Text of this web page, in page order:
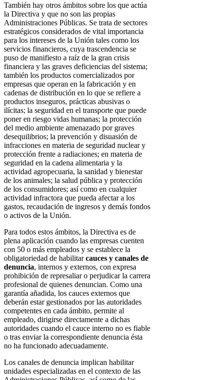
También hay otros ámbitos sobre los que actúa
la Directiva y que no son las propias
Administraciones Públicas. Se trata de sectores
estratégicos considerados de vital importancia
para los intereses de la Unión tales como los
servicios financieros, cuya trascendencia se
puso de manifiesto a raíz de la gran crisis
financiera y las graves deficiencias del sistema;
también los productos comercializados por
empresas que operan en la fabricación y en
cadenas de distribución en lo que se refiere a
productos inseguros, prácticas abusivas o
ilícitas; la seguridad en el transporte que puede
poner en riesgo vidas humanas; la protección
del medio ambiente amenazado por graves
desequilibrios; la prevención y disuasión de
infracciones en materia de seguridad nuclear y
protección frente a radiaciones; en materia de
seguridad en la cadena alimentaria y la
actividad agropecuaria, la sanidad y bienestar
de los animales; la salud pública y protección
de los consumidores; así como en cualquier
actividad infractora que pueda afectar a los
gastos, recaudación de ingresos y demás fondos
o activos de la Unión.
Para todos estos ámbitos, la Directiva es de
plena aplicación cuando las empresas cuenten
con 50 o más empleados y se establece la
obligatoriedad de habilitarcauces y canales de
denuncia, internos y externos, con expresa
prohibición de represaliar o perjudicar la carrera
profesional de quienes denuncian. Como una
garantía añadida, los cauces externos que
deberán estar gestionados por las autoridades
competentes en cada ámbito, permite al
empleado, dirigirse directamente a dichas
autoridades cuando el cauce interno no es fiable
o tras enviar la correspondiente denuncia ésta
no ha funcionado adecuadamente.
Los canales de denuncia implican habilitar
unidades especializadas en el contexto de las